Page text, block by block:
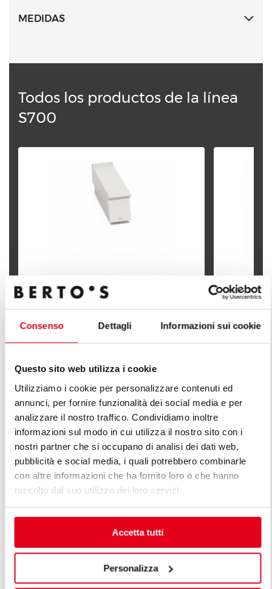
Consenso Dettagli Informazioni sui cookie
Questo sito web utilizza i cookie
Utilizziamo i cookie per personalizzare contenuti ed
annunci, per fornire funzionalità dei social media e per
analizzare il nostro traffico. Condividiamo inoltre
informazioni sul modo in cui utilizza il nostro sito con i
nostri partner che si occupano di analisi dei dati web,
pubblicità e social media, i quali potrebbero combinarle
con altre informazioni che ha fornito loro o che hanno
raccolto dal suo utilizzo dei loro servizi.
Accetta tutti
Personalizza
MEDIDAS
Todos los productos de la línea
S700
PLANO NEUTRO - 200 MM PLANO
DESCUBRE TODAS LAS LÍNEAS DE
LÍNEA PREMIUM
Las líneas Premium son la respuesta a las distintas
estándares de funcionalidad, eficiencia energética,
belleza.